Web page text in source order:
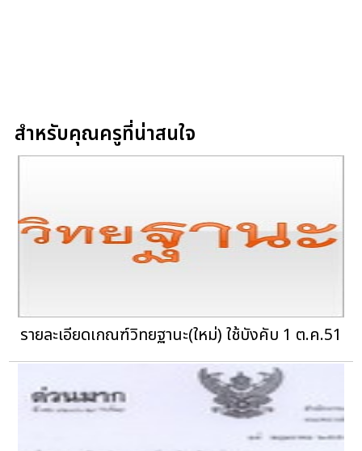
สำหรับคุณครูที่น่าสนใจ
รายละเอียดเกณฑ์วิทยฐานะ(ใหม่) ใช้บังคับ 1 ต.ค.51